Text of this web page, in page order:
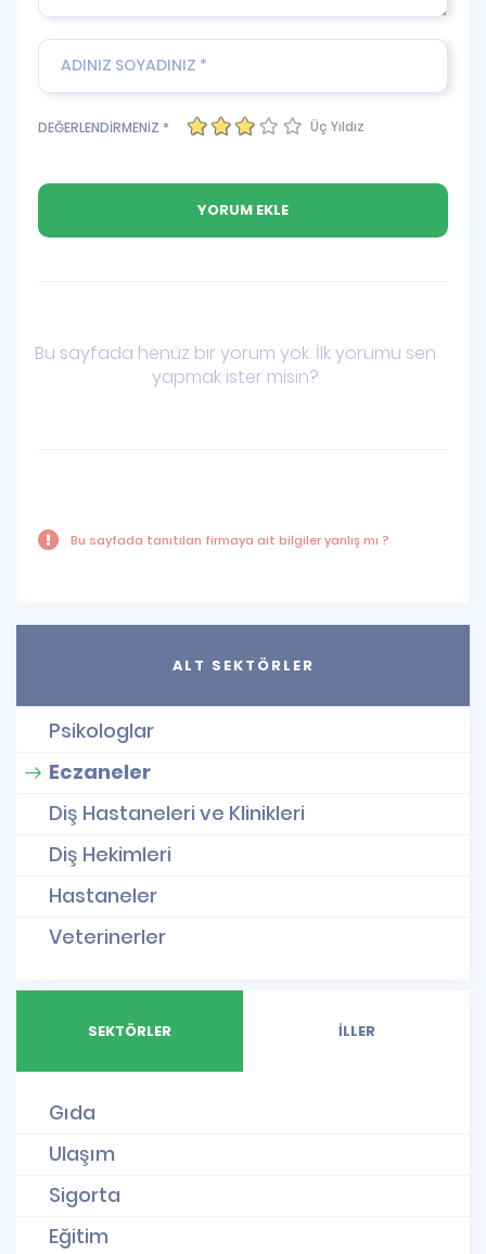
DEĞERLENDİRMENİZ * Üç Yıldız
Bu sayfada henüz bir yorum yok. İlk yorumu sen
yapmak ister misin?
Bu sayfada tanıtılan firmaya ait bilgiler yanlış mı ?
ALT SEKTÖRLER
Psikologlar
Eczaneler
Diş Hastaneleri ve Klinikleri
Diş Hekimleri
Hastaneler
Veterinerler
SEKTÖRLER İLLER
Gıda
Ulaşım
Sigorta
Eğitim